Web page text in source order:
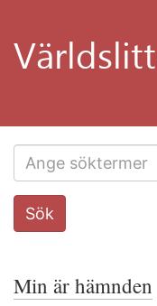
huvudinnehåll
Search
this
Sök
Min är hämnden